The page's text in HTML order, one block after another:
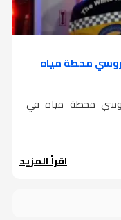
محطة مياه
محطة مياه في
اقرأ المزيد